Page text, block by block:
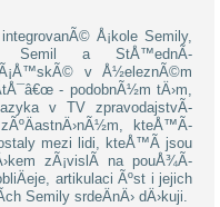
Å¡kole Semily,
Semil a StÅ™ednÃ­
v Å½eleznÃ©m
- podobnÃ½m tÄ›m,
v TV zpravodajstvÃ­
kteÅ™Ã­
mezi lidi, kteÅ™Ã­ jsou
zÃ¡vislÃ­ na pouÅ¾Ã­
artikulaci Ãºst i jejich
Semily srdeÄnÄ› dÄ›kuji.